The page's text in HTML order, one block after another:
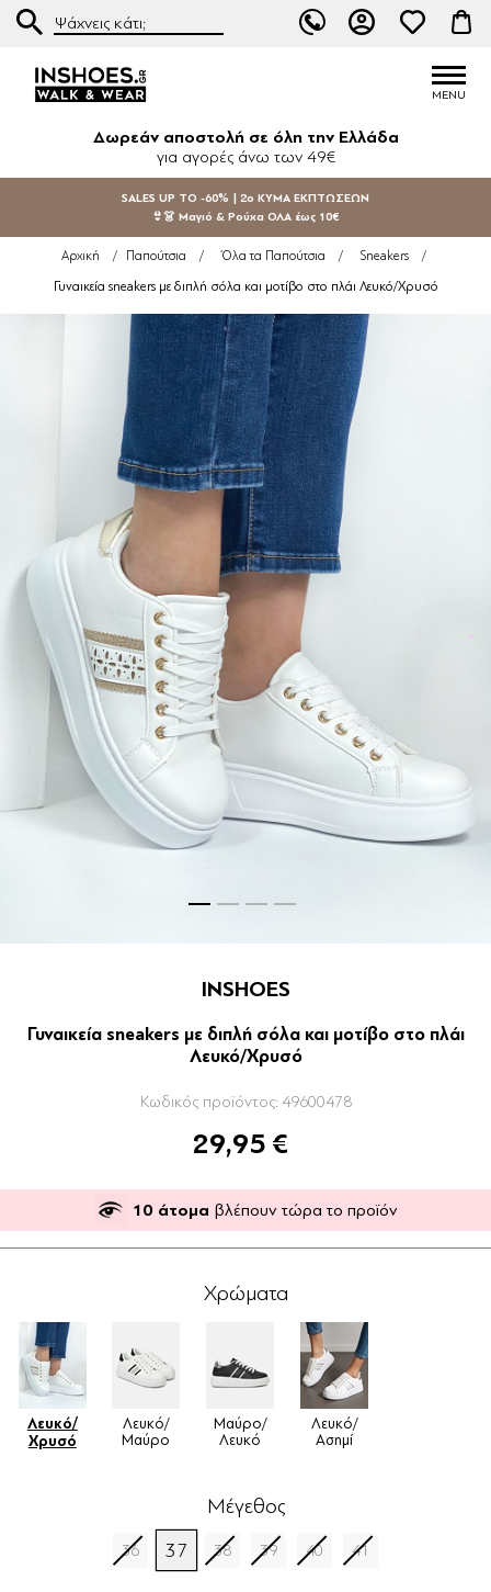
Δωρεάν αποστολή σε όλη την Ελλάδα
για αγορές άνω των 49€
SALES UP TO -60% | 2ο ΚΥΜΑ ΕΚΠΤΩΣΕΩΝ
👙👗 Μαγιό & Ρούχα ΟΛΑ έως 10€
Αρχική / Παπούτσια / Όλα τα Παπούτσια / Sneakers /
Γυναικεία sneakers με διπλή σόλα και μοτίβο στο πλάι Λευκό/Χρυσό
INSHOES
Γυναικεία sneakers με διπλή σόλα και μοτίβο στο πλάι
Λευκό/Χρυσό
Κωδικός προϊόντος: 49600478
29,95 €
10 άτομα βλέπουν τώρα το προϊόν
Χρώματα
Λευκό/
Χρυσό
Λευκό/
Μαύρο
Μαύρο/
Λευκό
Λευκό/
Ασημί
Μέγεθος
36 37 38 39 40 41